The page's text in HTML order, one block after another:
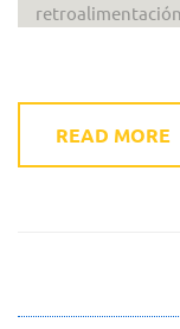
READ MORE